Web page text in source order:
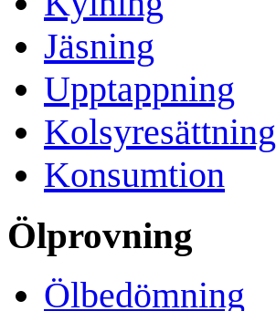
Jäsning
Upptappning
Kolsyresättning
Konsumtion
Ölprovning
Ölbedömning